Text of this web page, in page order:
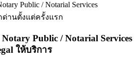
Public / Notarial Services
านตั้งแต่ครั้งแรก
Public / Notarial Services
ให้บริการ